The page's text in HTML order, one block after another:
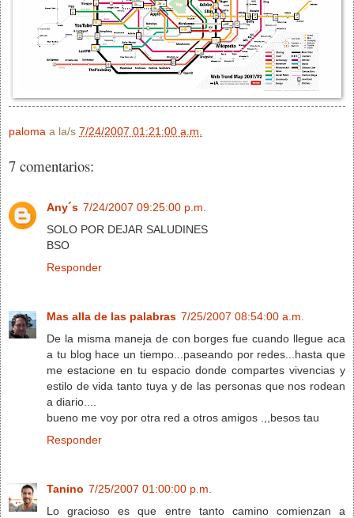
paloma a la/s 7/24/2007 01:21:00 a.m.
7 comentarios:
Any´s 7/24/2007 09:25:00 p.m.
SOLO POR DEJAR SALUDINES
BSO
Responder
Mas alla de las palabras 7/25/2007 08:54:00 a.m.
De la misma maneja de con borges fue cuando llegue aca
a tu blog hace un tiempo...paseando por redes...hasta que
me estacione en tu espacio donde compartes vivencias y
estilo de vida tanto tuya y de las personas que nos rodean
a diario....
bueno me voy por otra red a otros amigos .,,besos tau
Responder
Tanino 7/25/2007 01:00:00 p.m.
Lo gracioso es que entre tanto camino comienzan a